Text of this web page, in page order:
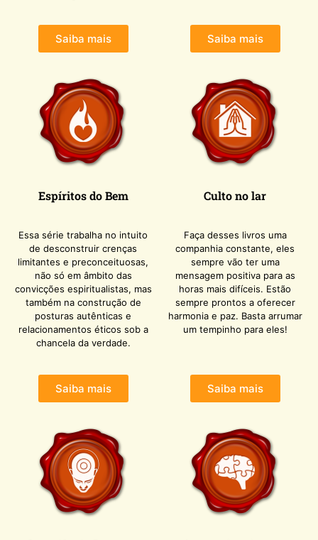
Saiba mais Saiba mais
Espíritos do Bem
Essa série trabalha no intuito
de desconstruir crenças
limitantes e preconceituosas,
não só em âmbito das
convicções espiritualistas, mas
também na construção de
posturas autênticas e
relacionamentos éticos sob a
chancela da verdade.
Culto no lar
Faça desses livros uma
companhia constante, eles
sempre vão ter uma
mensagem positiva para as
horas mais difíceis. Estão
sempre prontos a oferecer
harmonia e paz. Basta arrumar
um tempinho para eles!
Saiba mais Saiba mais